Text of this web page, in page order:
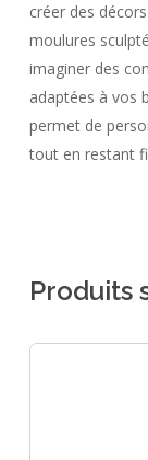
créer des
moulures
imaginer des
adaptées à vos
permet de
tout en restant
Produits